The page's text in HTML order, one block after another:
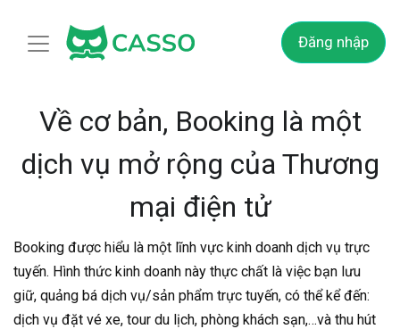
Đăng nhập
Về cơ bản, Booking là một
dịch vụ mở rộng của Thương
mại điện tử
Booking được hiểu là một lĩnh vực kinh doanh dịch vụ trực
tuyến. Hình thức kinh doanh này thực chất là việc bạn lưu
giữ, quảng bá dịch vụ/sản phẩm trực tuyến, có thể kể đến:
dịch vụ đặt vé xe, tour du lịch, phòng khách sạn,…và thu hút